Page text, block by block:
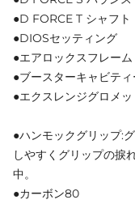
●D FORCE T シャフト
●DIOSセッティング
●エアロックスフレーム
●ブースターキャビティ
●エクスレンジグロメッ
●ハンモックグリップ:
しやすくグリップの捩
中。
●カーボン80